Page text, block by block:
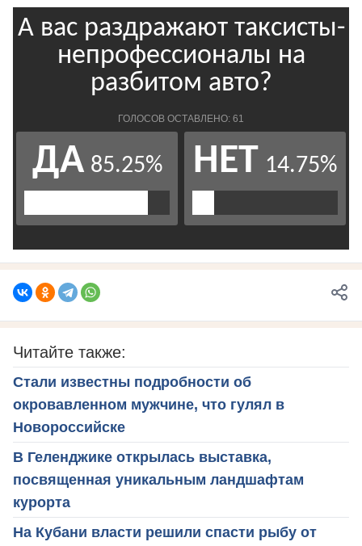
Читайте также:
Стали известны подробности об
окровавленном мужчине, что гулял в
Новороссийске
В Геленджике открылась выставка,
посвященная уникальным ландшафтам
курорта
На Кубани власти решили спасти рыбу от